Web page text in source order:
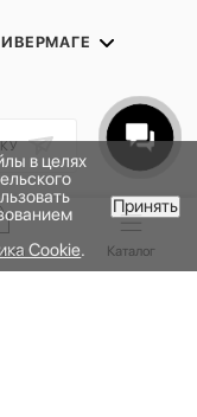
в целях
Cookie.
Принять
Каталог